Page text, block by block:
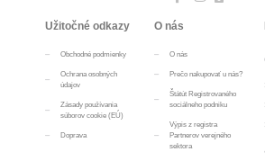
Užitočné odkazy
Obchodné podmienky
Ochrana osobných
údajov
Zásady používania
súborov cookie (EÚ)
Doprava
O nás
O nás
Prečo nakupovať u nás?
Štátút Registrovaného
sociálneho podniku
Výpis z registra
Partnerov verejného
sektora